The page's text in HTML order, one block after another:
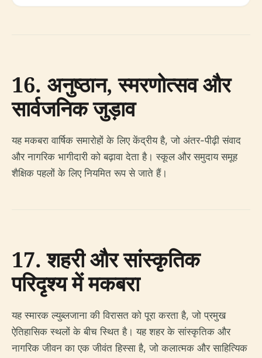
16. अनुष्ठान, स्मरणोत्सव और
सार्वजनिक जुड़ाव
यह मकबरा वार्षिक समारोहों के लिए केंद्रीय है, जो अंतर-पीढ़ी संवाद
और नागरिक भागीदारी को बढ़ावा देता है। स्कूल और समुदाय समूह
शैक्षिक पहलों के लिए नियमित रूप से जाते हैं।
17. शहरी और सांस्कृतिक
परिदृश्य में मकबरा
यह स्मारक ल्युब्लजाना की विरासत को पूरा करता है, जो प्रमुख
ऐतिहासिक स्थलों के बीच स्थित है। यह शहर के सांस्कृतिक और
नागरिक जीवन का एक जीवंत हिस्सा है, जो कलात्मक और साहित्यिक